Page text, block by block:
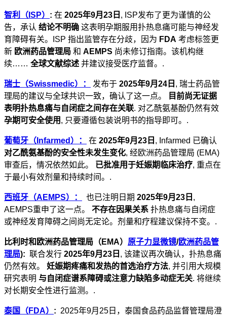
智利（ISP） : 在 2025年9月23日 , ISP发布了更为谨慎的公
告，承认 结论不明确 这表明孕期服用扑热息痛可能与神经发
育障碍有关。ISP 指出监管存在分歧，因为 FDA 考虑标签更
新 欧洲药品管理局 和 AEMPS 尚未修订指南。该机构继
续…… 全球文献综述 并建议接受医疗监督。.
瑞士（Swissmedic）： 发布于 2025年9月24日 , 瑞士药品管
理局的建议与全球共识一致，确认了这一点。
目前尚无证据
表明扑热息痛与自闭症之间存在关联. 对乙酰氨基酚仍然有效
孕期可安全使用 , 只要遵循包装说明书的指导即可。.
葡萄牙（Infarmed）： 在 2025年9月23日 , Infarmed 已确认
对乙酰氨基酚的安全性未发生变化, 经欧洲药品管理局 (EMA)
审查后，情况依然如此。 已批准用于妊娠期临床治疗, 重点在
于最小有效剂量和持续时间。.
西班牙（AEMPS）： 也已注明日期 2025年9月23日 ,
AEMPS重申了这一点。 不存在因果关系 扑热息痛与自闭症
或神经发育障碍之间尚无定论。剂量和疗程建议保持不变。.
比利时和欧洲药品管理局（EMA） 原子力显微镜/欧洲药品管
理局): 联合发行 2025年9月23日 , 该建议再次确认，扑热息痛
仍然有效。 妊娠期疼痛和发热的首选治疗方法, 并引用大规模
研究表明 与自闭症谱系障碍或注意力缺陷多动症无关. 将继续
对长期安全性进行监测。.
泰国（FDA） : 2025年9月25日，泰国食品药品监督管理局澄